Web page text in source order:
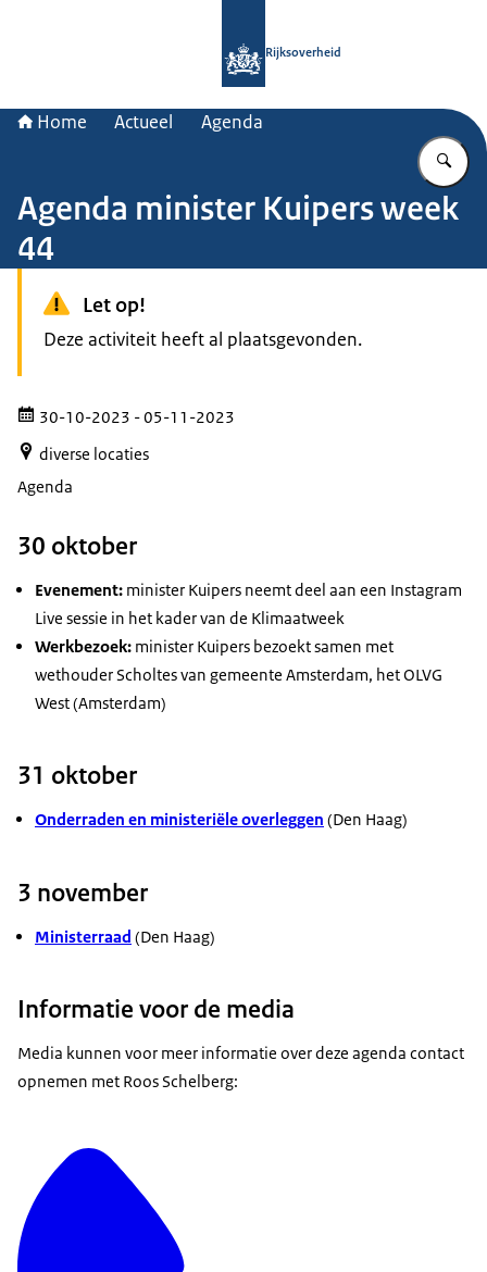
Rijksoverheid
Home Actueel Agenda
Agenda minister Kuipers week
44
Let op!
Deze activiteit heeft al plaatsgevonden.
30-10-2023 - 05-11-2023
diverse locaties
Agenda
30 oktober
Evenement: minister Kuipers neemt deel aan een Instagram
Live sessie in het kader van de Klimaatweek
Werkbezoek: minister Kuipers bezoekt samen met
wethouder Scholtes van gemeente Amsterdam, het OLVG
West (Amsterdam)
31 oktober
Onderraden en ministeriële overleggen (Den Haag)
3 november
Ministerraad (Den Haag)
Informatie voor de media
Media kunnen voor meer informatie over deze agenda contact
opnemen met Roos Schelberg: